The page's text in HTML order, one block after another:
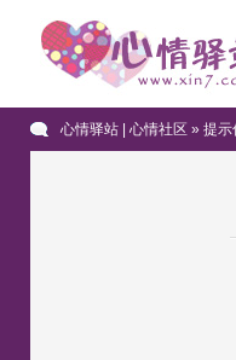
心情驿站 | 心情社区 » 提示